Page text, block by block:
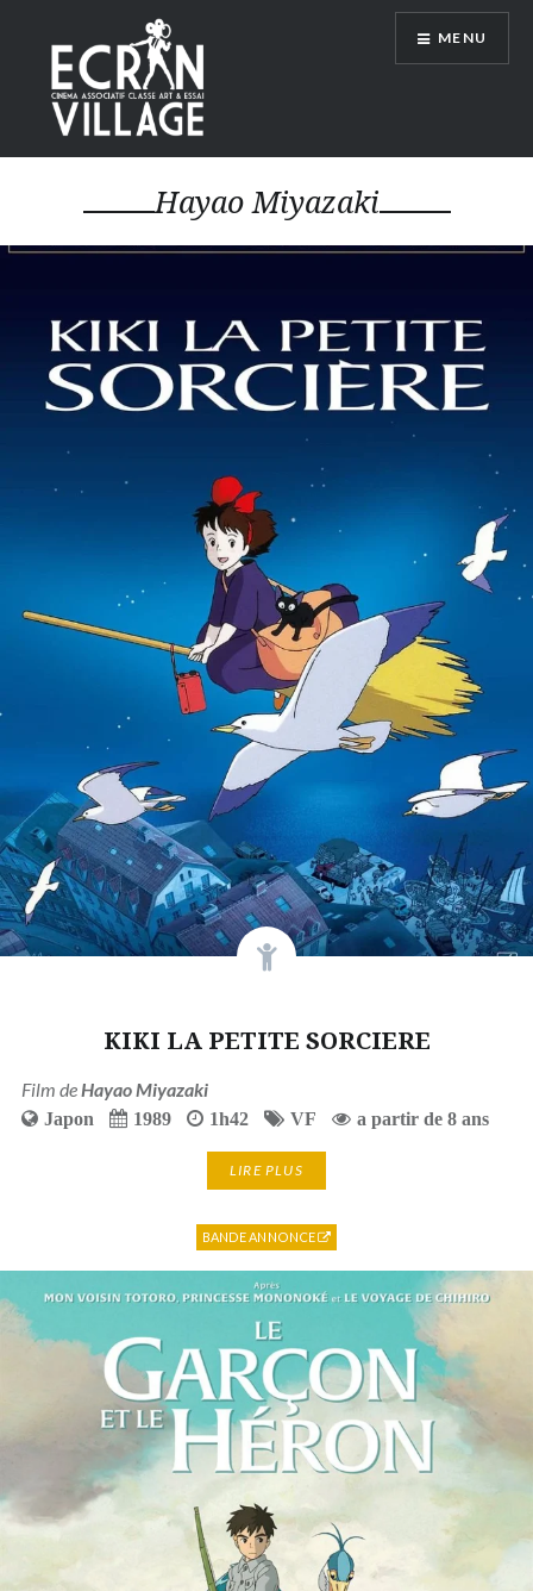
contenu
principal
ÉCRAN VILLAGE
MENU
Hayao Miyazaki
KIKI LA PETITE SORCIERE
Film de Hayao Miyazaki
Japon 1989 1h42 VF a partir de 8 ans
LIRE PLUS
BANDE ANNONCE